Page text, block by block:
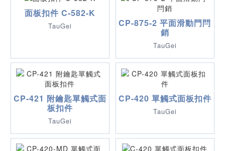
面板扣件 C-582-K
TauGei
CP-875-2 平面滑動門閂
銷
TauGei
CP-421 附鑰匙單觸式面
板扣件
TauGei
CP-420 單觸式面板扣件
TauGei